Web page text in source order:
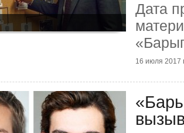
Дата
16 июля 2017